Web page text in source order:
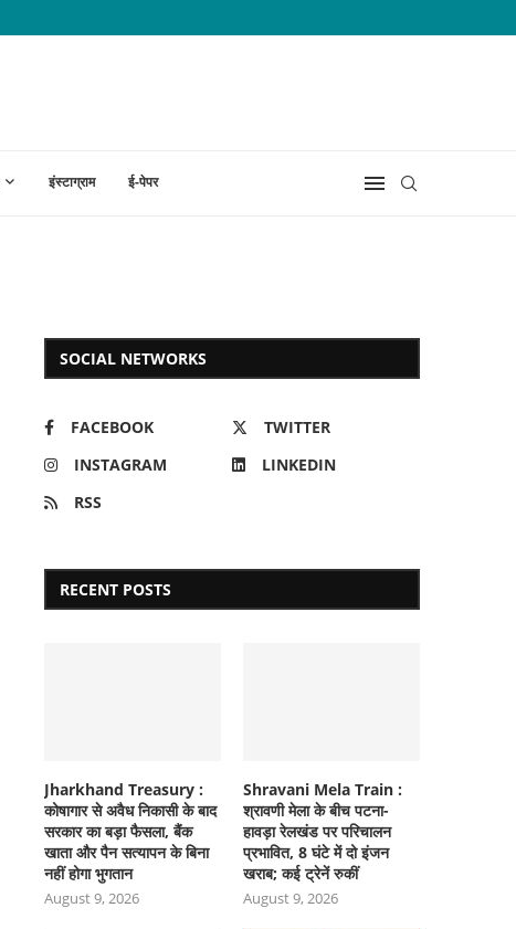
इंस्टाग्राम ई-पेपर
SOCIAL NETWORKS
FACEBOOK
TWITTER
INSTAGRAM
LINKEDIN
RSS
RECENT POSTS
Jharkhand Treasury :
कोषागार से अवैध निकासी के बाद
सरकार का बड़ा फैसला, बैंक
खाता और पैन सत्यापन के बिना
नहीं होगा भुगतान
August 9, 2026
Shravani Mela Train :
श्रावणी मेला के बीच पटना-
हावड़ा रेलखंड पर परिचालन
प्रभावित, 8 घंटे में दो इंजन
खराब; कई ट्रेनें रुकीं
August 9, 2026